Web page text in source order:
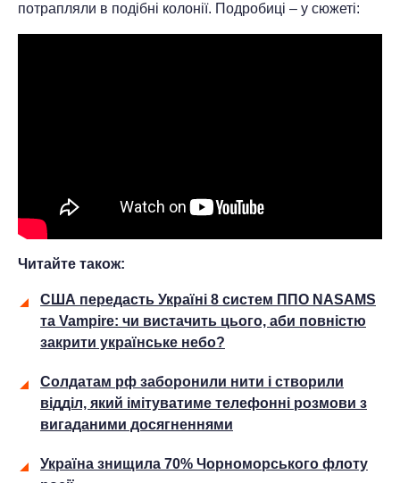
потрапляли в подібні колонії. Подробиці – у сюжеті:
Читайте також:
США передасть Україні 8 систем ППО NASAMS
та Vampire: чи вистачить цього, аби повністю
закрити українське небо?
Солдатам рф заборонили нити і створили
відділ, який імітуватиме телефонні розмови з
вигаданими досягненнями
Україна знищила 70% Чорноморського флоту